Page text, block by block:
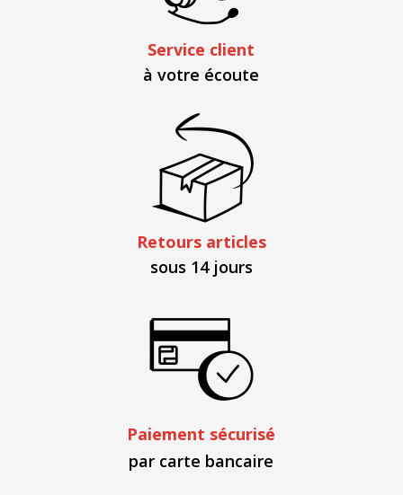
Service client
à votre écoute
Retours articles
sous 14 jours
Paiement sécurisé
par carte bancaire